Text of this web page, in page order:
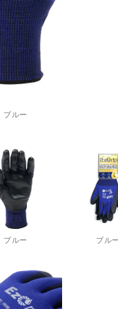
ブルー
ブルー ブルー